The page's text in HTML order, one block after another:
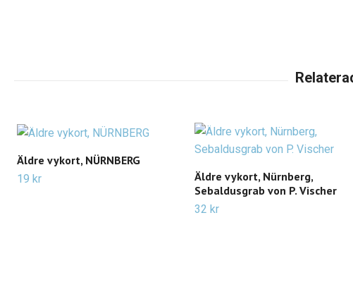
Äldre vykort, NÜRNBERG
19 kr
Äldre vykort, Nürnberg,
Sebaldusgrab von P. Vischer
32 kr